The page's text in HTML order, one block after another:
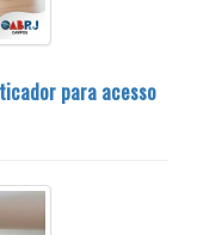
para acesso